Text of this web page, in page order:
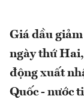
Giá dầu
ngày thứ
động xuất
Quốc - nước